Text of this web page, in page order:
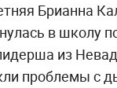
Брианна
в школу
из
проблемы с